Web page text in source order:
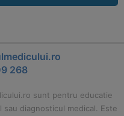
268
sunt pentru educatie
diagnosticul medical. Este